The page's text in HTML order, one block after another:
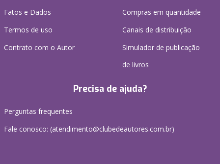
Fatos e Dados
Termos de uso
Contrato com o Autor
Compras em quantidade
Canais de distribuição
Simulador de publicação
de livros
Precisa de ajuda?
Perguntas frequentes
Fale conosco: (atendimento@clubedeautores.com.br)